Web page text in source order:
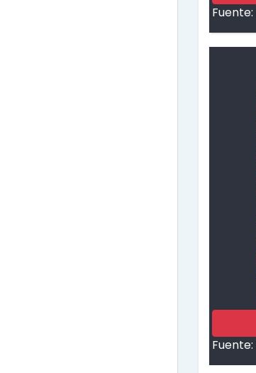
Fuente:
Fuente: